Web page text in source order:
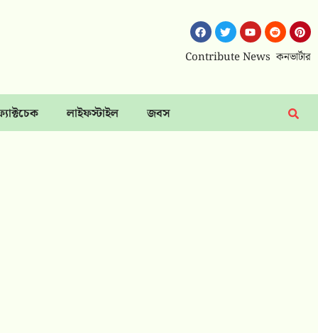
Contribute News কনভার্টার
লাইফস্টাইল জবস